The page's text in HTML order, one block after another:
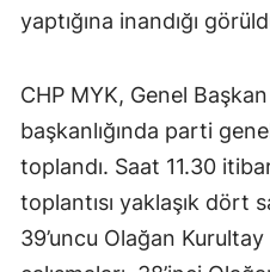
yaptığına inandığı
CHP MYK, Genel
başkanlığında parti
toplandı. Saat 11.30
toplantısı yaklaşık dört
39’uncu Olağan Kurultay